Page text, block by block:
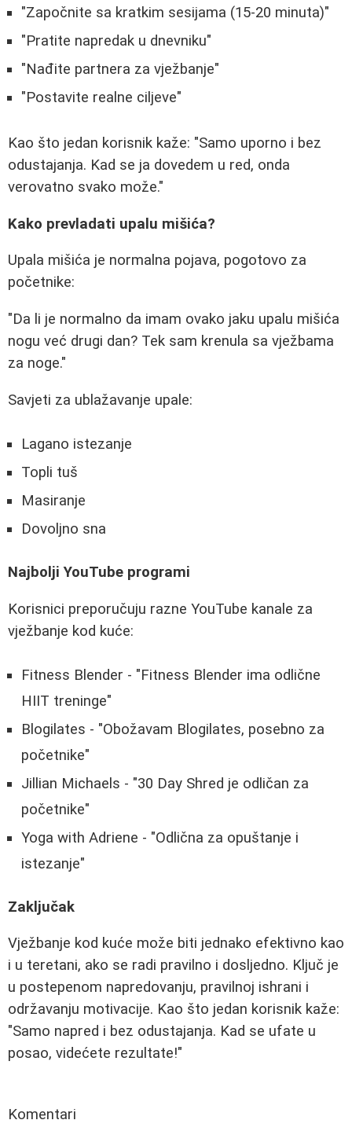
"Započnite sa kratkim sesijama (15-20 minuta)"
"Pratite napredak u dnevniku"
"Nađite partnera za vježbanje"
"Postavite realne ciljeve"
Kao što jedan korisnik kaže: "Samo uporno i bez
odustajanja. Kad se ja dovedem u red, onda
verovatno svako može."
Kako prevladati upalu mišića?
Upala mišića je normalna pojava, pogotovo za
početnike:
"Da li je normalno da imam ovako jaku upalu mišića
nogu već drugi dan? Tek sam krenula sa vježbama
za noge."
Savjeti za ublažavanje upale:
Lagano istezanje
Topli tuš
Masiranje
Dovoljno sna
Najbolji YouTube programi
Korisnici preporučuju razne YouTube kanale za
vježbanje kod kuće:
Fitness Blender - "Fitness Blender ima odlične
HIIT treninge"
Blogilates - "Obožavam Blogilates, posebno za
početnike"
Jillian Michaels - "30 Day Shred je odličan za
početnike"
Yoga with Adriene - "Odlična za opuštanje i
istezanje"
Zaključak
Vježbanje kod kuće može biti jednako efektivno kao
i u teretani, ako se radi pravilno i dosljedno. Ključ je
u postepenom napredovanju, pravilnoj ishrani i
održavanju motivacije. Kao što jedan korisnik kaže:
"Samo napred i bez odustajanja. Kad se ufate u
posao, videćete rezultate!"
Komentari